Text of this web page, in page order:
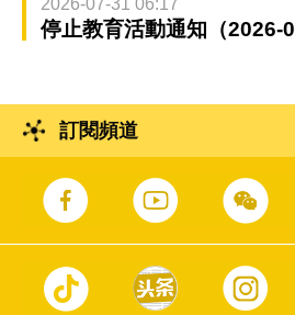
2026-07-31 06:17
停止教育活動通知（2026-
訂閱頻道